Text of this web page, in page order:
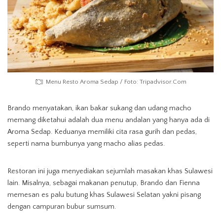
Menu Resto Aroma Sedap / Foto: Tripadvisor.Com
Brando menyatakan, ikan bakar sukang dan udang macho
memang diketahui adalah dua menu andalan yang hanya ada di
Aroma Sedap. Keduanya memiliki cita rasa gurih dan pedas,
seperti nama bumbunya yang macho alias pedas.
Restoran ini juga menyediakan sejumlah masakan khas Sulawesi
lain. Misalnya, sebagai makanan penutup, Brando dan Fienna
memesan es palu butung khas Sulawesi Selatan yakni pisang
dengan campuran bubur sumsum.